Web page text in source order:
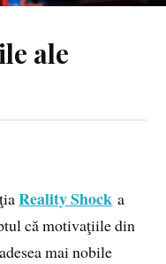
ale
Reality Shock a
că motivaţiile din
mai nobile